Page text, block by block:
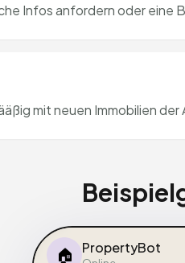
Infos anfordern oder eine
mit neuen Immobilien der
🏠 PropertyBot